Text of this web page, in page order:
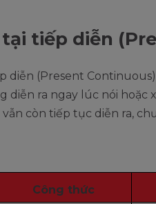
tiếp diễn
diễn (Present
diễn ra ngay lúc nói hoặc
còn tiếp tục diễn ra,
Công thức